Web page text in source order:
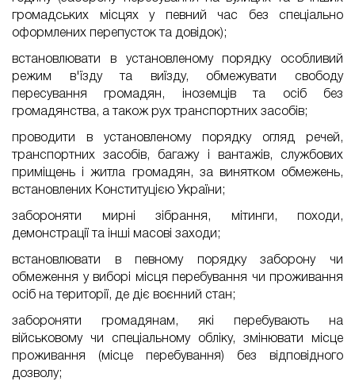
громадських місцях у певний час без спеціально
оформлених перепусток та довідок);
встановлювати в установленому порядку особливий
режим в'їзду та виїзду, обмежувати свободу
пересування громадян, іноземців та осіб без
громадянства, а також рух транспортних засобів;
проводити в установленому порядку огляд речей,
транспортних засобів, багажу і вантажів, службових
приміщень і житла громадян, за винятком обмежень,
встановлених Конституцією України;
забороняти мирні зібрання, мітинги, походи,
демонстрації та інші масові заходи;
встановлювати в певному порядку заборону чи
обмеження у виборі місця перебування чи проживання
осіб на території, де діє воєнний стан;
забороняти громадянам, які перебувають на
військовому чи спеціальному обліку, змінювати місце
проживання (місце перебування) без відповідного
дозволу;